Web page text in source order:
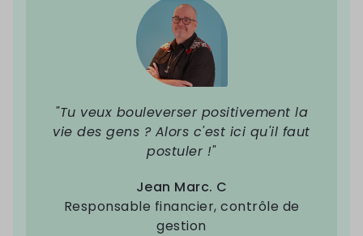
"Tu veux bouleverser positivement la
vie des gens ? Alors c'est ici qu'il faut
postuler !"
Jean Marc. C
Responsable financier, contrôle de
gestion